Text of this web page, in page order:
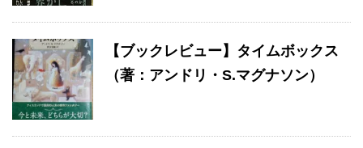
【ブックレビュー】タイムボックス
（著：アンドリ・S.マグナソン）